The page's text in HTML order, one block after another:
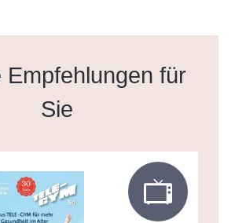
überspringen
Empfehlungen für
Sie